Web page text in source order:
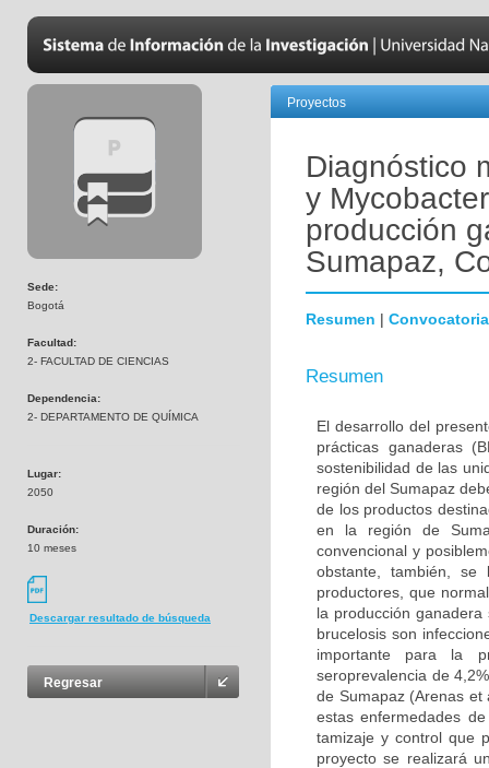
Sede:
Bogotá
Facultad:
2- FACULTAD DE CIENCIAS
Dependencia:
2- DEPARTAMENTO DE QUÍMICA
Lugar:
2050
Duración:
10 meses
Descargar resultado de búsqueda
Regresar
Proyectos
Diagnóstico
y
producción
Sumapaz,
Resumen | Convocatoria
Resumen
El desarrollo del
prácticas ganaderas
sostenibilidad de las
región del Sumapaz
de los productos
en la región de
convencional y
obstante, también, se
productores, que
la producción
brucelosis son
importante para la
seroprevalencia de
de Sumapaz (Arenas et
estas enfermedades
tamizaje y control que
proyecto se realizará